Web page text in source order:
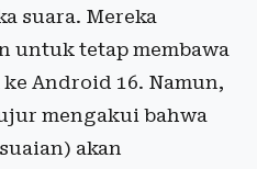
suara. Mereka
untuk tetap membawa
Android 16. Namun,
mengakui bahwa
akan